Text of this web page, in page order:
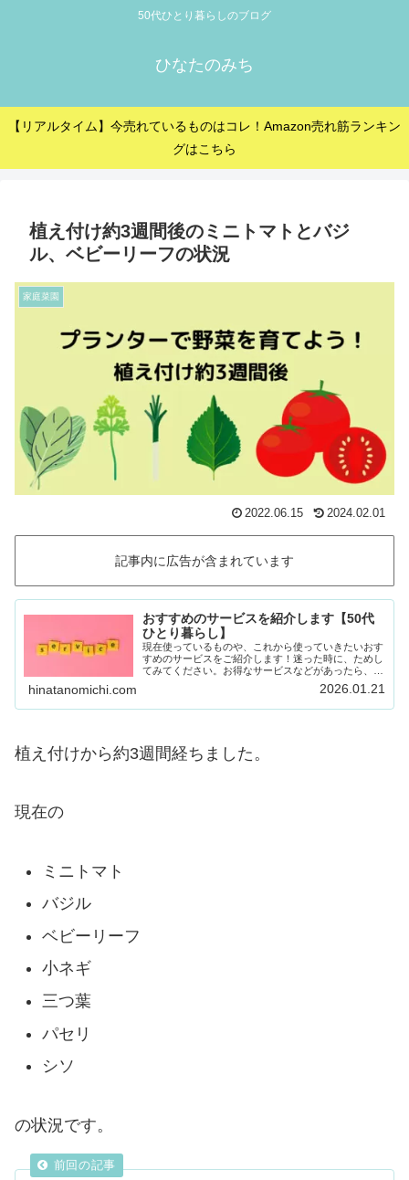
50代ひとり暮らしのブログ
ひなたのみち
【リアルタイム】今売れているものはコレ！Amazon売れ筋ランキン
グはこちら
植え付け約3週間後のミニトマトとバジ
ル、ベビーリーフの状況
家庭菜園
2022.06.15 2024.02.01
記事内に広告が含まれています
おすすめのサービスを紹介します【50代
ひとり暮らし】
現在使っているものや、これから使っていきたいおす
すめのサービスをご紹介します！迷った時に、ためし
てみてください。お得なサービスなどがあったら、随
時載せていきます！Amazon prime (アマゾンプラ
イム) 30日間の無料体験ができます。…
hinatanomichi.com 2026.01.21
植え付けから約3週間経ちました。
現在の
ミニトマト
バジル
ベビーリーフ
小ネギ
三つ葉
パセリ
シソ
の状況です。